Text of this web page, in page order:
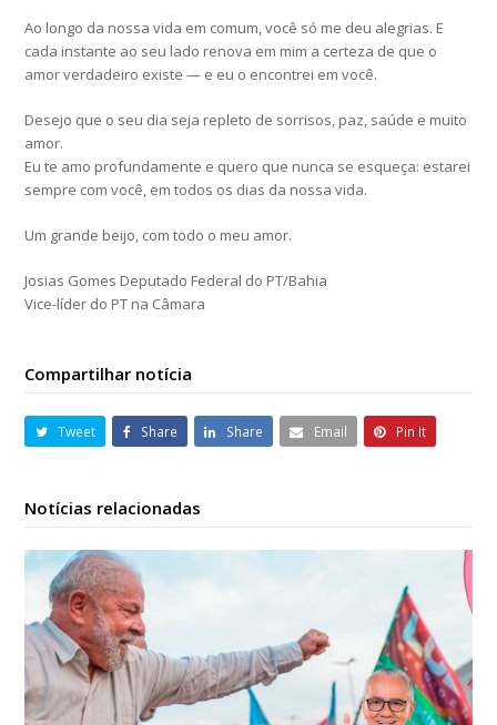
Ao longo da nossa vida em comum, você só me deu alegrias. E
cada instante ao seu lado renova em mim a certeza de que o
amor verdadeiro existe — e eu o encontrei em você.
Desejo que o seu dia seja repleto de sorrisos, paz, saúde e muito
amor.
Eu te amo profundamente e quero que nunca se esqueça: estarei
sempre com você, em todos os dias da nossa vida.
Um grande beijo, com todo o meu amor.
Josias Gomes Deputado Federal do PT/Bahia
Vice-líder do PT na Câmara
Compartilhar notícia
Tweet Share Share Email Pin It
Notícias relacionadas